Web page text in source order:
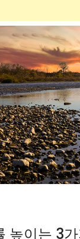
높이는 3